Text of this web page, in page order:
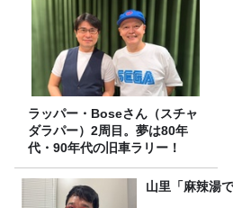
ラッパー・Boseさん（スチャ
ダラパー）2周目。夢は80年
代・90年代の旧車ラリー！
山里「麻辣湯